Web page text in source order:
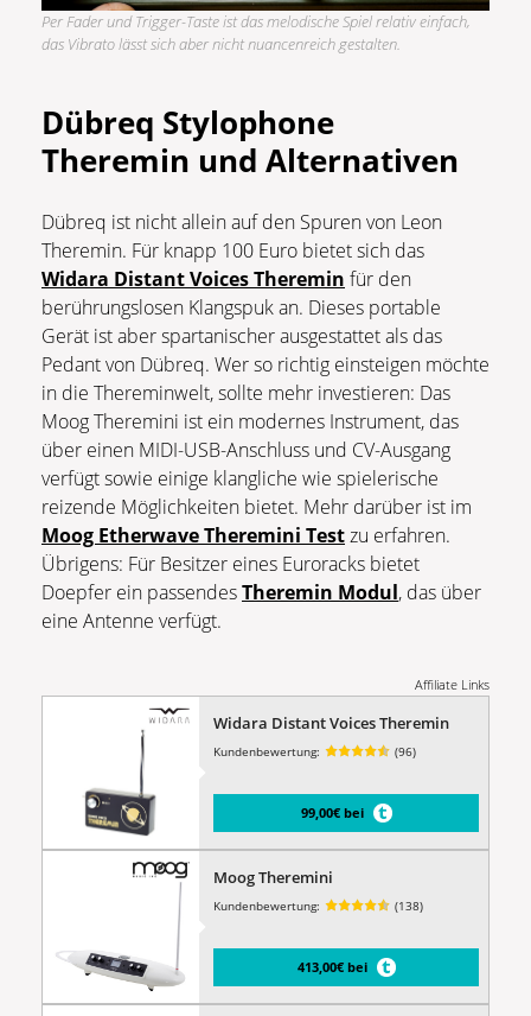
Per Fader und Trigger-Taste ist das melodische Spiel relativ einfach,
das Vibrato lässt sich aber nicht nuancenreich gestalten.
Dübreq Stylophone
Theremin und Alternativen
Dübreq ist nicht allein auf den Spuren von Leon
Theremin. Für knapp 100 Euro bietet sich das
Widara Distant Voices Theremin für den
berührungslosen Klangspuk an. Dieses portable
Gerät ist aber spartanischer ausgestattet als das
Pedant von Dübreq. Wer so richtig einsteigen möchte
in die Thereminwelt, sollte mehr investieren: Das
Moog Theremini ist ein modernes Instrument, das
über einen MIDI-USB-Anschluss und CV-Ausgang
verfügt sowie einige klangliche wie spielerische
reizende Möglichkeiten bietet. Mehr darüber ist im
Moog Etherwave Theremini Testzu erfahren.
Übrigens: Für Besitzer eines Euroracks bietet
Doepfer ein passendesTheremin Modul, das über
eine Antenne verfügt.
Affiliate Links
Widara Distant Voices Theremin
Kundenbewertung: (96)
99,00€ bei
Moog Theremini
Kundenbewertung: (138)
413,00€ bei